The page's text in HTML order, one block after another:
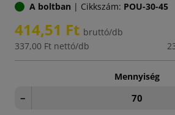
A boltban | Cikkszám: POU-30-45
414,51 Ft bruttó/db
337,00 Ft nettó/db
Mennyiség
−